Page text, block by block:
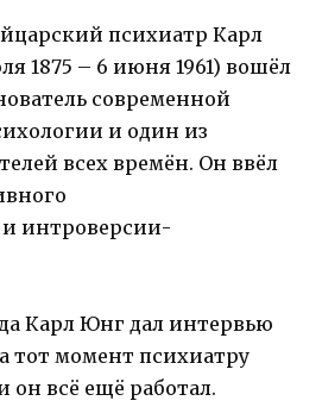
психиатр Карл
1875 – 6 июня 1961) вошёл
современной
и один из
всех времён. Он ввёл
и интроверсии-
Карл Юнг дал интервью
тот момент психиатру
он всё ещё работал.